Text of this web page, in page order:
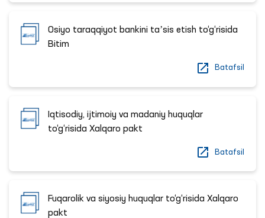
Osiyo taraqqiyot bankini taʼsis etish to‘g‘risida
Bitim
Batafsil
Iqtisodiy, ijtimoiy va madaniy huquqlar
to‘g‘risida Xalqaro pakt
Batafsil
Fuqarolik va siyosiy huquqlar to‘g‘risida Xalqaro
pakt